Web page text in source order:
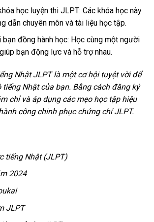
học luyện thi JLPT: Các khóa học này
dẫn chuyên môn và tài liệu học tập.
đồng hành học: Học cùng một người
bạn động lực và hỗ trợ nhau.
Nhật JLPT là một cơ hội tuyệt vời để
Nhật của bạn. Bằng cách đăng ký
chỉ và áp dụng các mẹo học tập hiệu
công chinh phục chứng chỉ JLPT.
tiếng Nhật (JLPT)
2024
JLPT